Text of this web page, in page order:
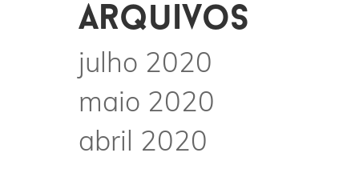
arquivos
julho 2020
maio 2020
abril 2020